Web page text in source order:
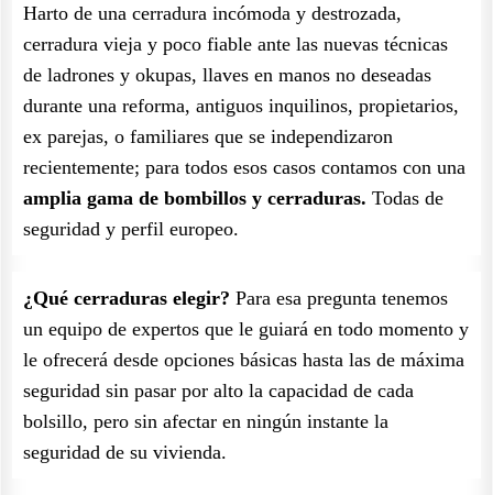
Harto de una cerradura incómoda y destrozada,
cerradura vieja y poco fiable ante las nuevas técnicas
de ladrones y okupas, llaves en manos no deseadas
durante una reforma, antiguos inquilinos, propietarios,
ex parejas, o familiares que se independizaron
recientemente; para todos esos casos contamos con una
amplia gama de bombillos y cerraduras. Todas de
seguridad y perfil europeo.
¿Qué cerraduras elegir? Para esa pregunta tenemos
un equipo de expertos que le guiará en todo momento y
le ofrecerá desde opciones básicas hasta las de máxima
seguridad sin pasar por alto la capacidad de cada
bolsillo, pero sin afectar en ningún instante la
seguridad de su vivienda.